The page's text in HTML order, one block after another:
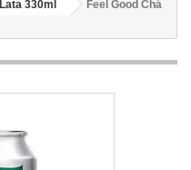
Lata 330ml
Feel Good Chá